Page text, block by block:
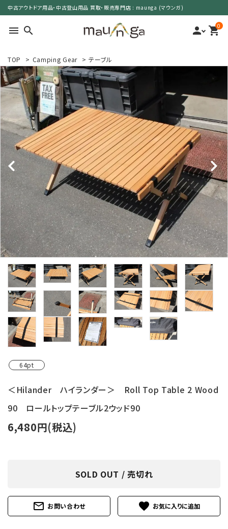
中古アウトドア用品・中古登山用品 買取・販売専門店 : maunga (マウンガ)
menu search person 0
shopping_cart
search
カテゴリーで選ぶ
サイズで選ぶ
特集で選ぶ
価格で選ぶ
買取案内
レンタル・修理
店舗情報
POLICY
INFORMATION
ACCOUNT MENU
ようこそ ゲスト 様
meeting_room ログイン
TOP > Camping Gear > テーブル
64pt
＜Hilander ハイランダー＞ Roll Top Table 2 Wood
90 ロールトップテーブル2ウッド90
6,480円(税込)
SOLD OUT / 売切れ
mail_outline お問い合わせ favorite